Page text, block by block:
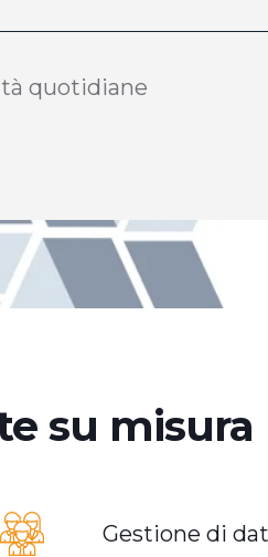
quotidiane
su misura
Gestione di